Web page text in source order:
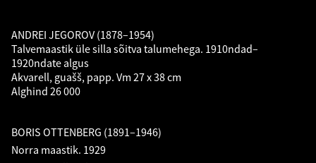
ANDREI JEGOROV (1878–1954)
Talvemaastik üle silla sõitva talumehega. 1910ndad–
1920ndate algus
Akvarell, guašš, papp. Vm 27 x 38 cm
Alghind 26 000
BORIS OTTENBERG (1891–1946)
Norra maastik. 1929